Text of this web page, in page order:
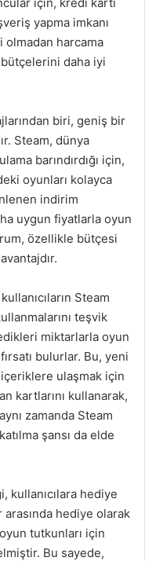
yapma imkanı
olmadan harcama
bütçelerini daha iyi
biri, geniş bir
Steam, dünya
barındırdığı için,
oyunları kolayca
indirim
uygun fiyatlarla oyun
özellikle bütçesi
Steam
teşvik
miktarlarla oyun
bulurlar. Bu, yeni
ulaşmak için
kartlarını kullanarak,
zamanda Steam
şansı da elde
kullanıcılara hediye
arasında hediye olarak
tutkunları için
Bu sayede,